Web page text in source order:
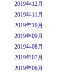
2019年12月
2019年11月
2019年10月
2019年09月
2019年08月
2019年07月
2019年06月